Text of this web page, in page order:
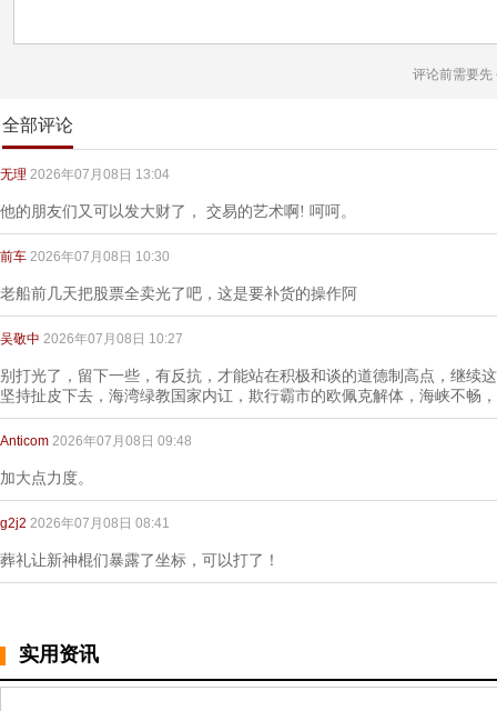
评论前需要先
全部评论
无理 2026年07月08日 13:04
他的朋友们又可以发大财了， 交易的艺术啊! 呵呵。
前车 2026年07月08日 10:30
老船前几天把股票全卖光了吧，这是要补货的操作阿
吴敬中 2026年07月08日 10:27
别打光了，留下一些，有反抗，才能站在积极和谈的道德制高点，继续
坚持扯皮下去，海湾绿教国家内讧，欺行霸市的欧佩克解体，海峡不畅
Anticom 2026年07月08日 09:48
加大点力度。
g2j2 2026年07月08日 08:41
葬礼让新神棍们暴露了坐标，可以打了！
实用资讯